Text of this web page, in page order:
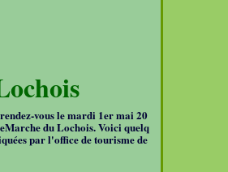
vous le mardi 1er mai 20
du Lochois. Voici quelq
par l'office de tourisme de